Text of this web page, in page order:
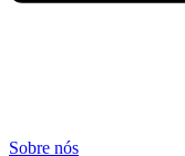
Sobre nós